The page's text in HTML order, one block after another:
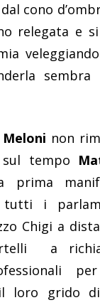
cono
relegata e
sembra
non
tempo
prima
tutti i
Chigi a
a
loro grido